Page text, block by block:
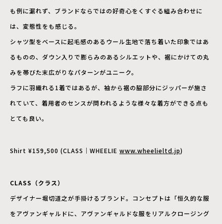
も例に漏れず、ブランドならではの好奇心をくすぐる組み合わせに
は、変態性をも感じる。
シャツ型をベースに起毛感のあるウール生地で落ち着いた印象ではあ
るものの、ダウン入りで膨らみのあるシルエットや、裾にかけての丸
みを帯びた末広がりなパターンがユニーク。
ラフに羽織れる1着ではあるが、袖から裾の脇部分にジッパーが施さ
れていて、着用者のセンスが問われるような様々な着方ができる点も
とても良い。
Shirt ¥159,500 (CLASS｜WHEELIE www.wheelieltd.jp)
CLASS（クラス）
デザイナー堀切道之が手掛けるブランド。コンセプトは「恒久的な服
をアヴァンギャルドに、アヴァンギャルドな服をリアルクロージング